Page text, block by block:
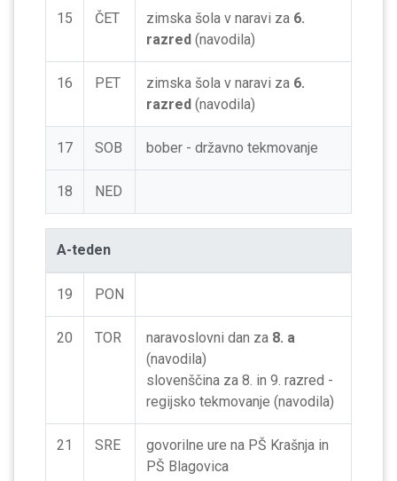
15 ČET zimska šola v naravi za 6.
razred (navodila)
16 PET zimska šola v naravi za 6.
razred (navodila)
17 SOB bober - državno tekmovanje
18 NED
A-teden
19 PON
20 TOR naravoslovni dan za 8. a
(navodila)
slovenščina za 8. in 9. razred -
regijsko tekmovanje (navodila)
21 SRE
govorilne ure na PŠ Krašnja in
PŠ Blagovica